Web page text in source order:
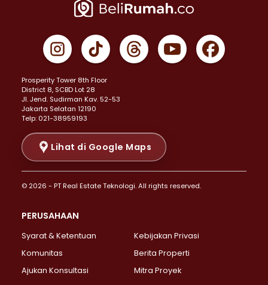
Properti Dijual di Jakarta Pusat >
Properti Dijual di Gambir >
Properti Dijual di Johar Baru >
Properti Dijual di Menteng >
Properti Dijual di Senen >
Properti Dijual di Tanah Abang >
Properti Dijual di Cikini >
Properti Dijual di Kramat >
Properti Dijual di Pasar Baru >
Properti Dijual di Bendungan Hilir >
Properti Dijual di Jakarta Selatan >
Properti Dijual di Lebak Bulus >
Properti Dijual di Gandaria Selatan >
Properti Dijual di Pondok Labu >
Prosperity Tower 8th Floor
District 8, SCBD Lot 28
JI. Jend. Sudirman Kav. 52-53
Jakarta Selatan 12190
Telp: 021-38959193
Lihat di Google Maps
© 2026 - PT Real Estate Teknologi. All rights reserved.
PERUSAHAAN
Syarat & Ketentuan
Kebijakan Privasi
Komunitas
Berita Properti
Ajukan Konsultasi
Mitra Proyek